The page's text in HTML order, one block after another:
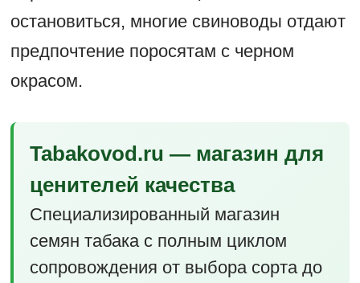
остановиться, многие свиноводы отдают
предпочтение поросятам с черном
окрасом.
Tabakovod.ru — магазин для
ценителей качества
Специализированный магазин
семян табака с полным циклом
сопровождения от выбора сорта до